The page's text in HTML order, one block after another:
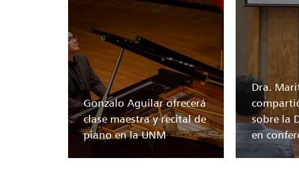
Gonzalo Aguilar ofrecerá
clase maestra y recital de
piano en la UNM
Dra.
sobre la
en